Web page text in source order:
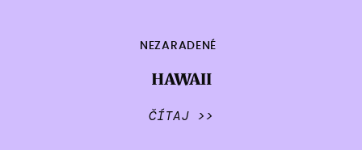
NEZARADENÉ
HAWAII
ČÍTAJ >>